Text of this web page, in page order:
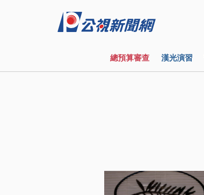
總預算審查 漢光演習